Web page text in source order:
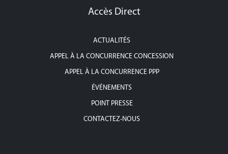
Accès Direct
ACTUALITÉS
APPEL À LA CONCURRENCE CONCESSION
APPEL À LA CONCURRENCE PPP
ÉVÉNEMENTS
POINT PRESSE
CONTACTEZ-NOUS